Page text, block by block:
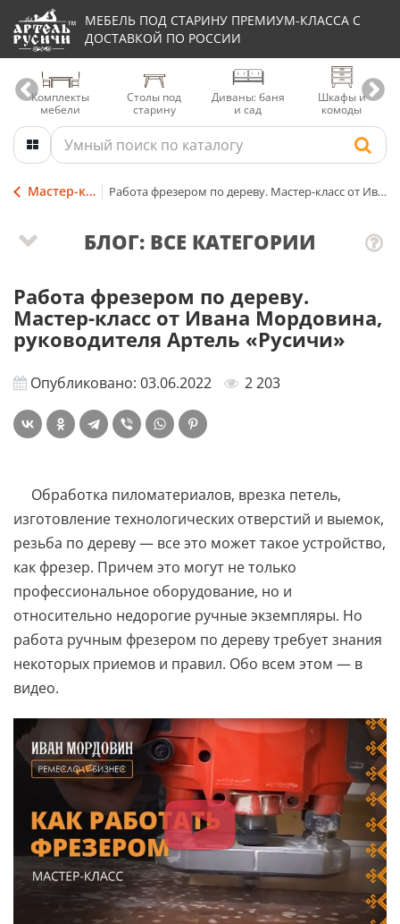
МЕБЕЛЬ ПОД СТАРИНУ ПРЕМИУМ-КЛАССА С
ДОСТАВКОЙ ПО РОССИИ
Комплекты
мебели
Столы под
старину
Диваны: баня
и сад
Шкафы и
комоды
Мастер-классы и советы Работа фрезером по дереву. Мастер-класс от Ивана Мордовина, руководителя Артель «Русичи»
Работа фрезером по дереву.
Мастер-класс от Ивана Мордовина,
руководителя Артель «Русичи»
Опубликовано: 03.06.2022 2 203
Обработка пиломатериалов, врезка петель,
изготовление технологических отверстий и выемок,
резьба по дереву — все это может такое устройство,
как фрезер. Причем это могут не только
профессиональное оборудование, но и
относительно недорогие ручные экземпляры. Но
работа ручным фрезером по дереву требует знания
некоторых приемов и правил. Обо всем этом — в
видео.
БЛОГ: ВСЕ КАТЕГОРИИ